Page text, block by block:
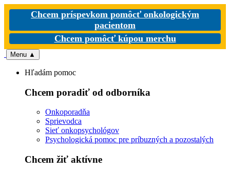
Chcem príspevkom pomôcť onkologickým
pacientom
Chcem pomôcť kúpou merchu
Menu ▲
Hľadám pomoc
Chcem poradiť od odborníka
Onkoporadňa
Sprievodca
Sieť onkopsychológov
Psychologická pomoc pre príbuzných a pozostalých
Chcem žiť aktívne